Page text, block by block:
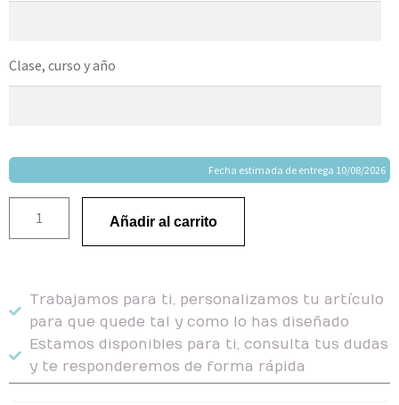
Clase, curso y año
Fecha estimada de entrega 10/08/2026
Añadir al carrito
Trabajamos para ti, personalizamos tu artículo
para que quede tal y como lo has diseñado
Estamos disponibles para ti, consulta tus dudas
y te responderemos de forma rápida